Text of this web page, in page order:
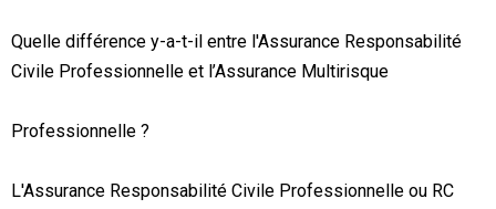
Quelle différence y-a-t-il entre l'Assurance Responsabilité
Civile Professionnelle et l’Assurance Multirisque
Professionnelle ?
L'Assurance Responsabilité Civile Professionnelle ou RC